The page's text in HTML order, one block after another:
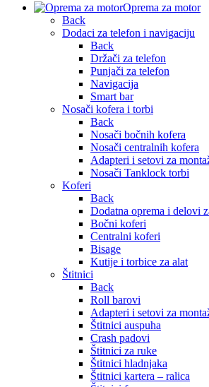
Oprema za motor
Back
Dodaci za telefon i navigaciju
Back
Držači za telefon
Punjači za telefon
Navigacija
Smart bar
Nosači kofera i torbi
Back
Nosači bočnih kofera
Nosači centralnih kofera
Adapteri i setovi za
Nosači Tanklock torbi
Koferi
Back
Dodatna oprema i delovi
Bočni koferi
Centralni koferi
Bisage
Kutije i torbice za alat
Štitnici
Back
Roll barovi
Adapteri i setovi za
Štitnici auspuha
Crash padovi
Štitnici za ruke
Štitnici hladnjaka
Štitnici kartera – ralica